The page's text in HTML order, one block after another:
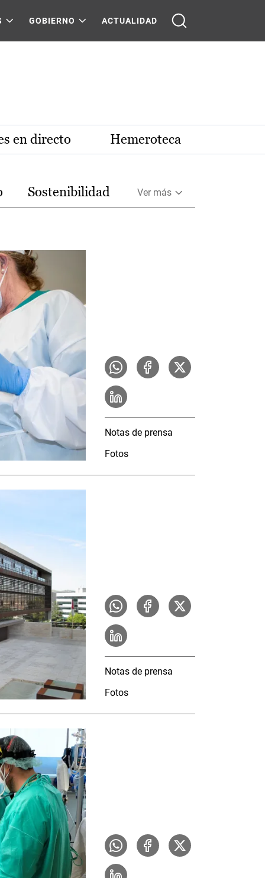
GOBIERNO ACTUALIDAD
en directo Hemeroteca
Sostenibilidad Ver más
Notas de prensa
Fotos
Notas de prensa
Fotos